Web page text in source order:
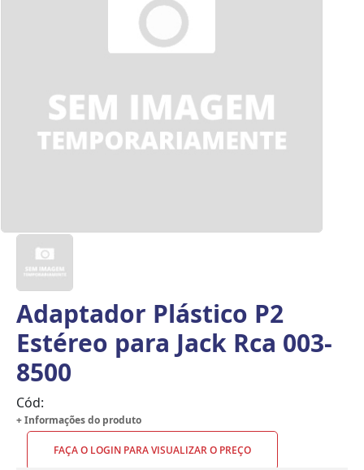
Adaptador Plástico P2
Estéreo para Jack Rca 003-
8500
Cód:
+ Informações do produto
FAÇA O LOGIN PARA VISUALIZAR O PREÇO